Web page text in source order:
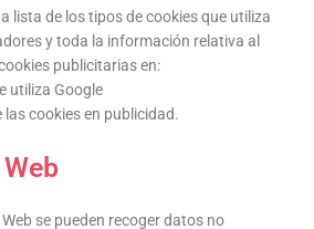
lista de los tipos de cookies que utiliza
y toda la información relativa al
publicitarias en:
utiliza Google
cookies en publicidad.
se pueden recoger datos no